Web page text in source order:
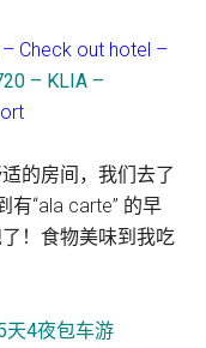
Check out hotel –
– KLIA –
的房间，我们去了
“ala carte” 的早
！食物美味到我吃